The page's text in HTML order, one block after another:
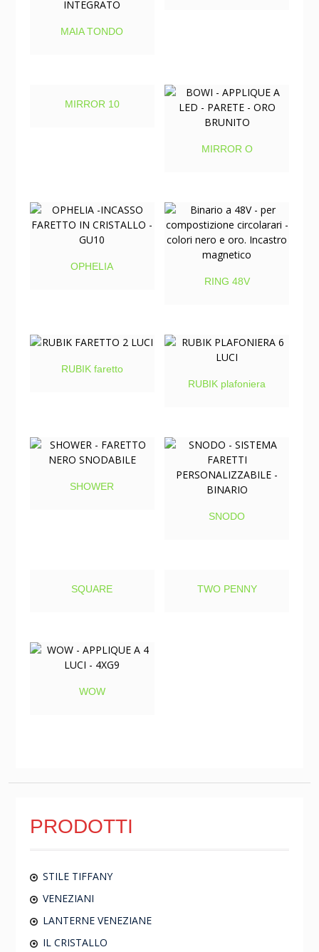
MAIA TONDO
MIRROR 10
MIRROR O
OPHELIA
RING 48V
RUBIK faretto
RUBIK plafoniera
SHOWER
SNODO
SQUARE TWO PENNY
WOW
PRODOTTI
STILE TIFFANY
VENEZIANI
LANTERNE VENEZIANE
IL CRISTALLO